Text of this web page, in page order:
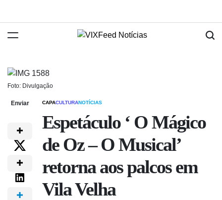
Foto: Divulgação
Enviar CAPACULTURANOTÍCIAS
Espetáculo ‘ O Mágico
de Oz – O Musical’
retorna aos palcos em
Vila Velha